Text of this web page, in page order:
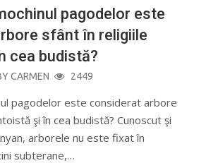
pagodelor este
sfânt în religiile
cea budistă?
CARMEN 2449
pagodelor este considerat arbore
şi în cea budistă? Cunoscut şi
arborele nu este fixat în
subterane,…